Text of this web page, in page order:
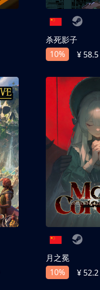
杀死影子
10%
¥ 58.5
月之冕
10%
¥ 52.2